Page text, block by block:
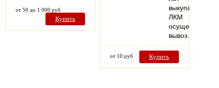
от 50 до 1 000 руб
Купить
выкупают
ЛКМ
осуществляя
вывоз…
от 10 руб Купить